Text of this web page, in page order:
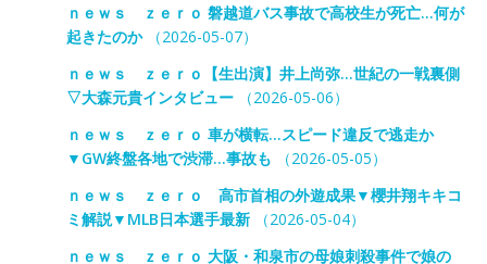
ｎｅｗｓ ｚｅｒｏ 磐越道バス事故で高校生が死亡…何が
起きたのか（2026-05-07）
ｎｅｗｓ ｚｅｒｏ【生出演】井上尚弥…世紀の一戦裏側
▽大森元貴インタビュー（2026-05-06）
ｎｅｗｓ ｚｅｒｏ 車が横転…スピード違反で逃走か
▼GW終盤各地で渋滞…事故も （2026-05-05）
ｎｅｗｓ ｚｅｒｏ 高市首相の外遊成果▼櫻井翔キキコ
ミ解説▼MLB日本選手最新（2026-05-04）
ｎｅｗｓ ｚｅｒｏ 大阪・和泉市の母娘刺殺事件で娘の